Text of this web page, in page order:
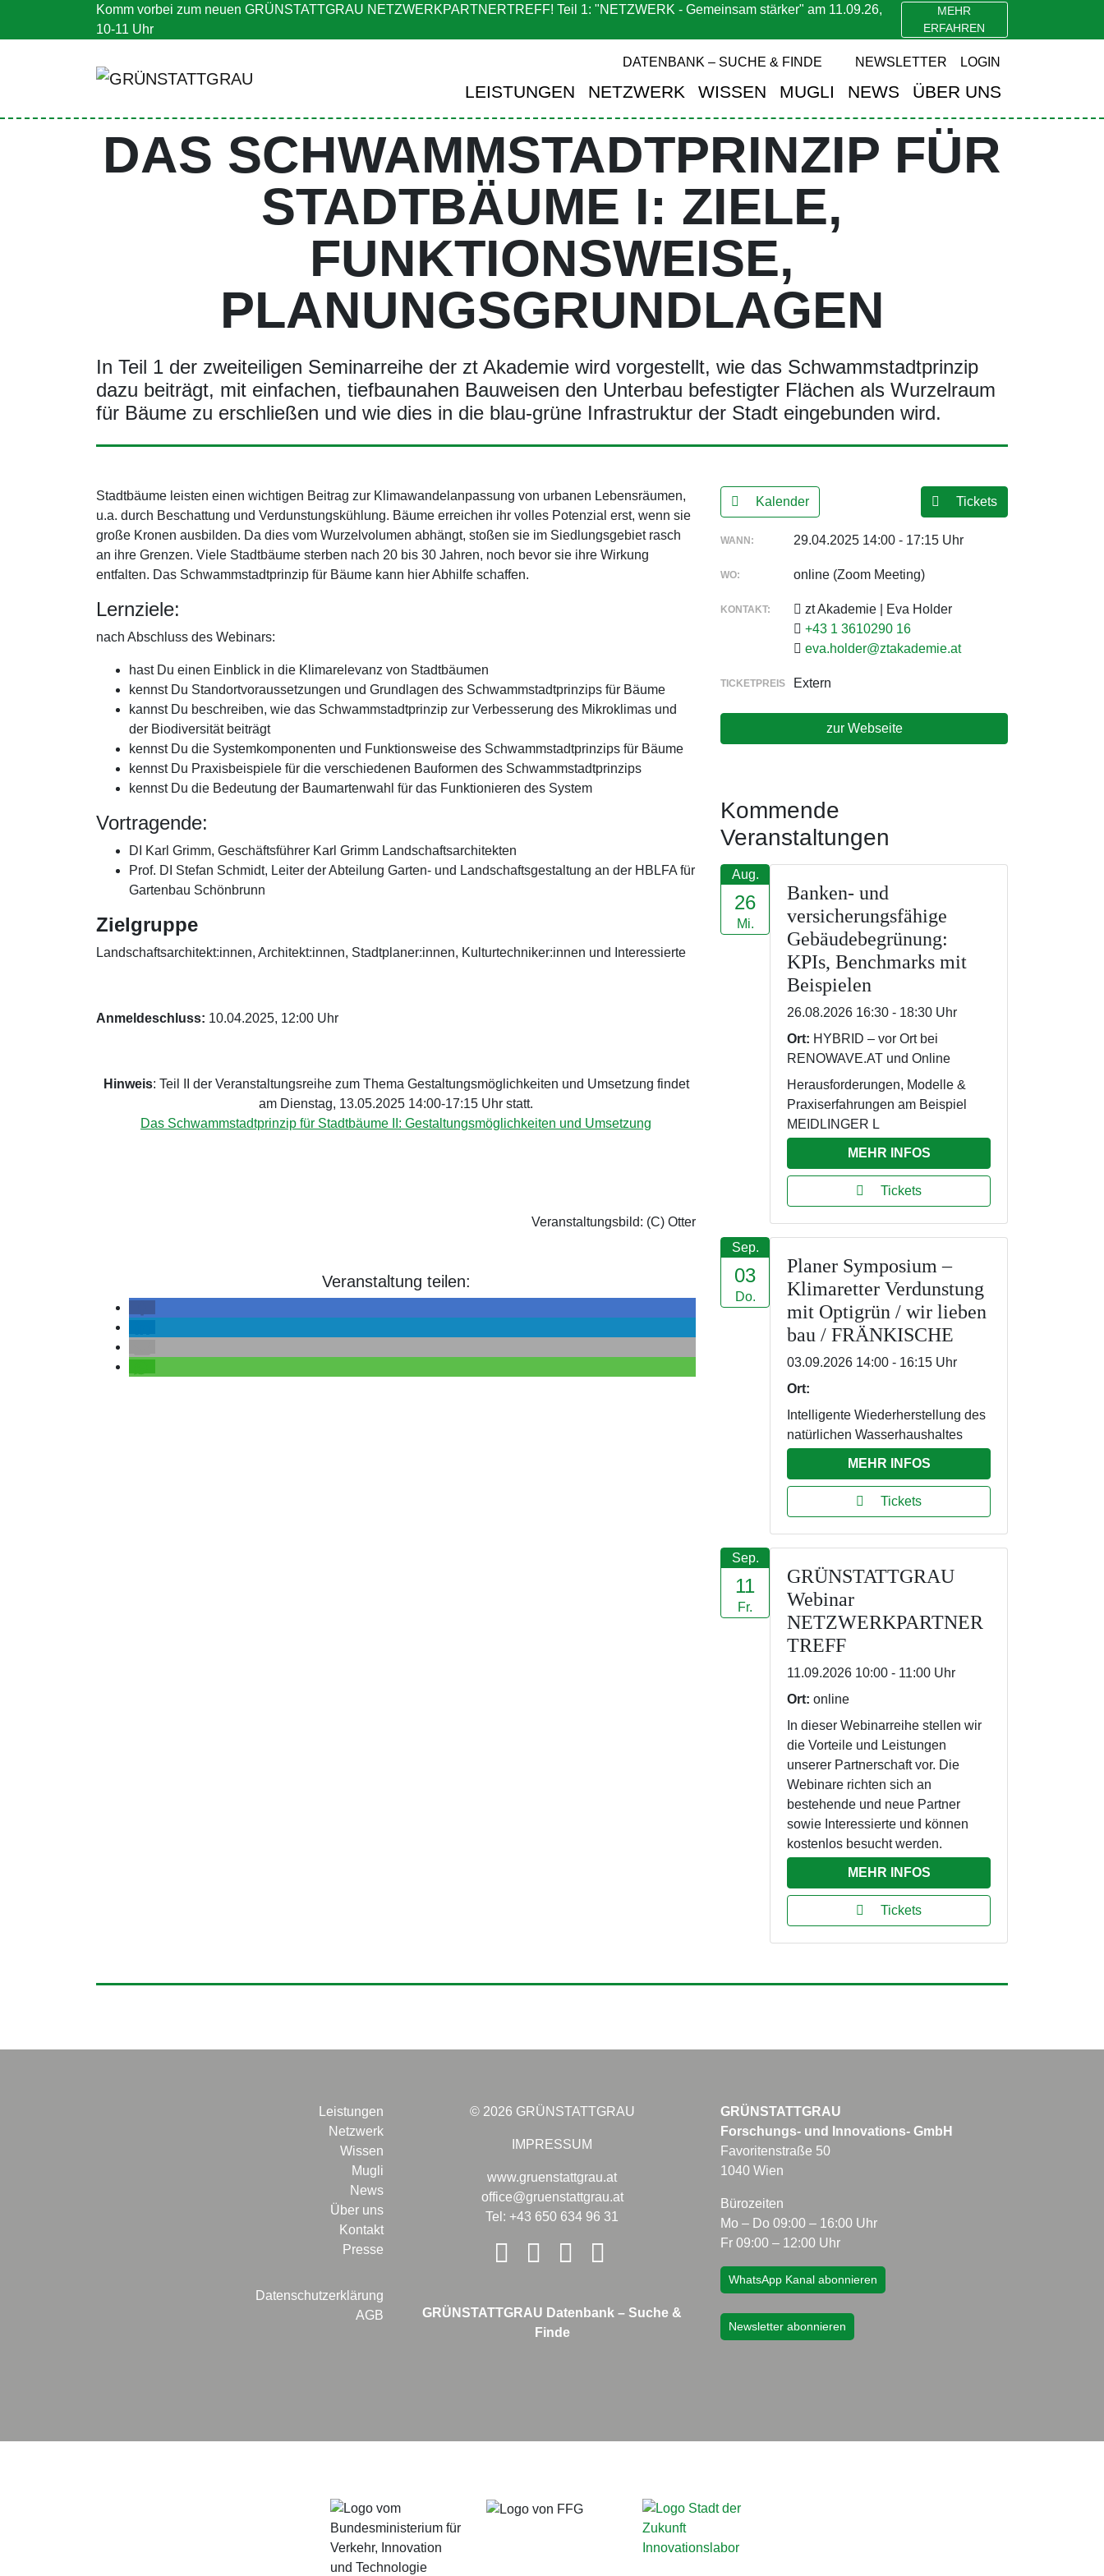
Komm vorbei zum neuen GRÜNSTATTGRAU NETZWERKPARTNERTREFF! Teil 1: "NETZWERK - Gemeinsam stärker" am 11.09.26,
10-11 Uhr
MEHR
ERFAHREN
LEISTUNGEN NETZWERK WISSEN MUGLI NEWS ÜBER UNS
DATENBANK – SUCHE & FINDE NEWSLETTER LOGIN
VERANSTALTUNG
DAS SCHWAMMSTADTPRINZIP FÜR
STADTBÄUME I: ZIELE,
FUNKTIONSWEISE,
PLANUNGSGRUNDLAGEN
In Teil 1 der zweiteiligen Seminarreihe der zt Akademie wird vorgestellt, wie das Schwammstadtprinzip
dazu beiträgt, mit einfachen, tiefbaunahen Bauweisen den Unterbau befestigter Flächen als Wurzelraum
für Bäume zu erschließen und wie dies in die blau-grüne Infrastruktur der Stadt eingebunden wird.
Stadtbäume leisten einen wichtigen Beitrag zur Klimawandelanpassung von urbanen Lebensräumen,
u.a. durch Beschattung und Verdunstungskühlung. Bäume erreichen ihr volles Potenzial erst, wenn sie
große Kronen ausbilden. Da dies vom Wurzelvolumen abhängt, stoßen sie im Siedlungsgebiet rasch
an ihre Grenzen. Viele Stadtbäume sterben nach 20 bis 30 Jahren, noch bevor sie ihre Wirkung
entfalten. Das Schwammstadtprinzip für Bäume kann hier Abhilfe schaffen.
Lernziele:
nach Abschluss des Webinars:
hast Du einen Einblick in die Klimarelevanz von Stadtbäumen
kennst Du Standortvoraussetzungen und Grundlagen des Schwammstadtprinzips für Bäume
kannst Du beschreiben, wie das Schwammstadtprinzip zur Verbesserung des Mikroklimas und
der Biodiversität beiträgt
kennst Du die Systemkomponenten und Funktionsweise des Schwammstadtprinzips für Bäume
kennst Du Praxisbeispiele für die verschiedenen Bauformen des Schwammstadtprinzips
kennst Du die Bedeutung der Baumartenwahl für das Funktionieren des System
Vortragende:
DI Karl Grimm, Geschäftsführer Karl Grimm Landschaftsarchitekten
Prof. DI Stefan Schmidt, Leiter der Abteilung Garten- und Landschaftsgestaltung an der HBLFA für
Gartenbau Schönbrunn
Zielgruppe
Landschaftsarchitekt:innen, Architekt:innen, Stadtplaner:innen, Kulturtechniker:innen und Interessierte
Anmeldeschluss: 10.04.2025, 12:00 Uhr
Hinweis: Teil II der Veranstaltungsreihe zum Thema Gestaltungsmöglichkeiten und Umsetzung findet
am Dienstag, 13.05.2025 14:00-17:15 Uhr statt.
Das Schwammstadtprinzip für Stadtbäume II: Gestaltungsmöglichkeiten und Umsetzung
Veranstaltungsbild: (C) Otter
Veranstaltung teilen:
Kalender Tickets
WANN: 29.04.2025 14:00 - 17:15 Uhr
WO: online (Zoom Meeting)
KONTAKT:
zt Akademie | Eva Holder
+43 1 3610290 16
eva.holder@ztakademie.at
TICKETPREIS Extern
zur Webseite
Kommende
Veranstaltungen
Aug.
26
Mi.
Banken- und
versicherungsfähige
Gebäudebegrünung:
KPIs, Benchmarks mit
Beispielen
26.08.2026 16:30 - 18:30 Uhr
Ort: HYBRID – vor Ort bei
RENOWAVE.AT und Online
Herausforderungen, Modelle &
Praxiserfahrungen am Beispiel
MEIDLINGER L
MEHR INFOS
Tickets
Sep.
03
Do.
Planer Symposium –
Klimaretter Verdunstung
mit Optigrün / wir lieben
bau / FRÄNKISCHE
03.09.2026 14:00 - 16:15 Uhr
Ort:
Intelligente Wiederherstellung des
natürlichen Wasserhaushaltes
MEHR INFOS
Tickets
Sep.
11
Fr.
GRÜNSTATTGRAU
Webinar
NETZWERKPARTNER
TREFF
11.09.2026 10:00 - 11:00 Uhr
Ort: online
In dieser Webinarreihe stellen wir
die Vorteile und Leistungen
unserer Partnerschaft vor. Die
Webinare richten sich an
bestehende und neue Partner
sowie Interessierte und können
kostenlos besucht werden.
MEHR INFOS
Tickets
Leistungen
Netzwerk
Wissen
Mugli
News
Über uns
Kontakt
Presse
Datenschutzerklärung
AGB
© 2026 GRÜNSTATTGRAU
IMPRESSUM
www.gruenstattgrau.at
office@gruenstattgrau.at
Tel: +43 650 634 96 31
GRÜNSTATTGRAU Datenbank – Suche &
Finde
GRÜNSTATTGRAU
Forschungs- und Innovations- GmbH
Favoritenstraße 50
1040 Wien
Bürozeiten
Mo – Do 09:00 – 16:00 Uhr
Fr 09:00 – 12:00 Uhr
WhatsApp Kanal abonnieren
Newsletter abonnieren